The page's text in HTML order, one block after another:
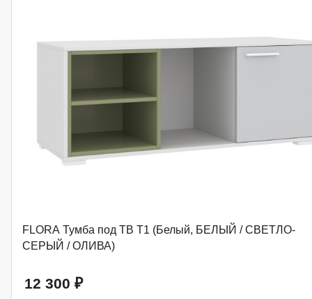
FLORA Тумба под ТВ Т1 (Белый, БЕЛЫЙ / СВЕТЛО-
СЕРЫЙ / ОЛИВА)
12 300 ₽